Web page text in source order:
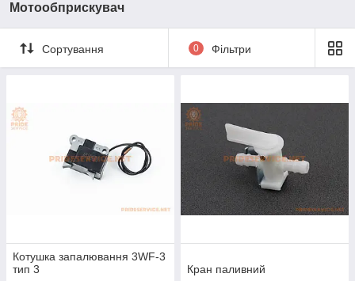
Мотообприскувач
Сортування 0 Фільтри
Котушка запалювання 3WF-3
тип 3
Кран паливний